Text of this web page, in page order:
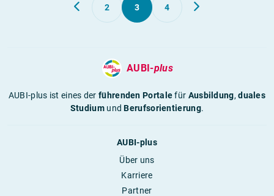
2 3 4
AUBI-plus
AUBI-plus ist eines derführenden Portalefür Ausbildung,duales
StudiumundBerufsorientierung.
AUBI-plus
Über uns
Karriere
Partner